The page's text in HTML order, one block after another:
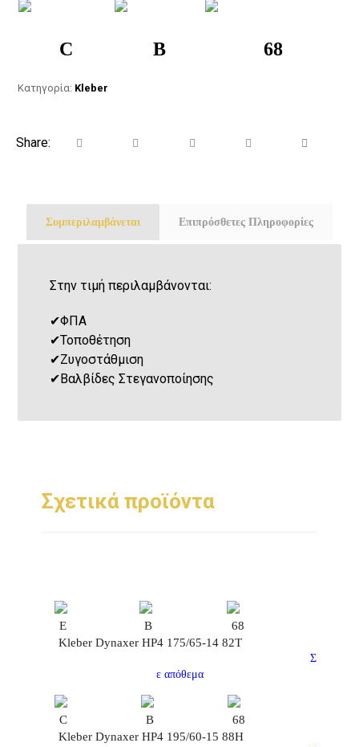
C B 68
Κατηγορία: Kleber
Συμπεριλαμβάνεται Επιπρόσθετες Πληροφορίες
Στην τιμή περιλαμβάνονται:
✔ΦΠΑ
✔Τοποθέτηση
✔Ζυγοστάθμιση
✔Βαλβίδες Στεγανοποίησης
Σχετικά προϊόντα
E B
68
Kleber Dynaxer HP4 175/65-14 82T
Σ
ε απόθεμα
C B
68
Kleber Dynaxer HP4 195/60-15 88H